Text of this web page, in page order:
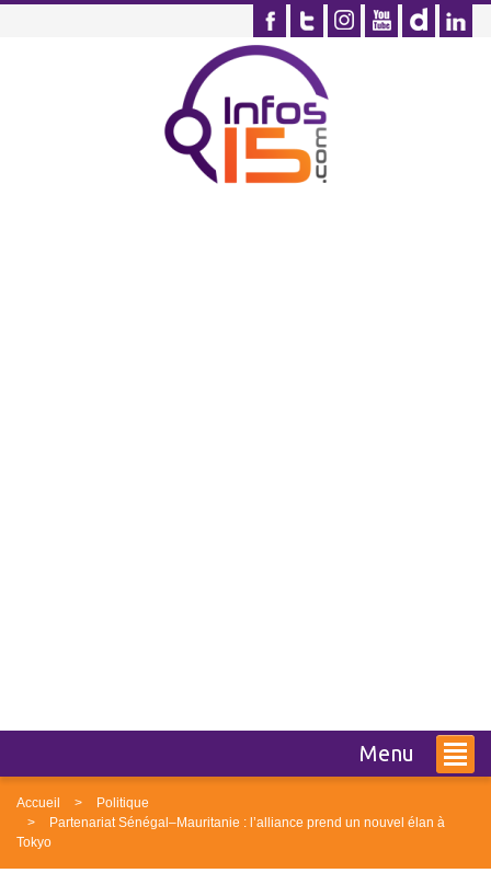
Menu
Accueil
Politique
Partenariat Sénégal–Mauritanie : l’alliance prend un nouvel élan à
Tokyo